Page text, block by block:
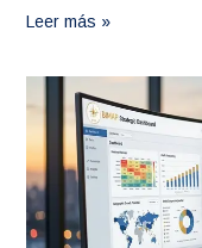
Leer más »